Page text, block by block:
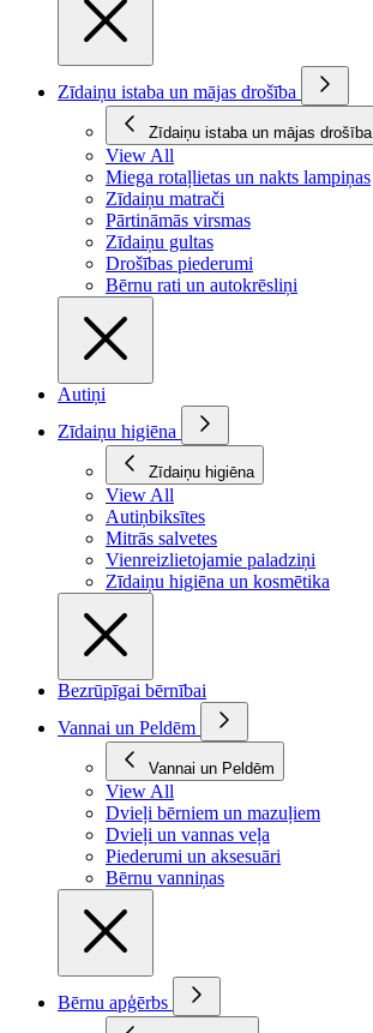
Zīdaiņu istaba un mājas drošība
Zīdaiņu istaba un mājas drošība
View All
Miega rotaļlietas un nakts lampiņas
Zīdaiņu matrači
Pārtināmās virsmas
Zīdaiņu gultas
Drošības piederumi
Bērnu rati un autokrēsliņi
Autiņi
Zīdaiņu higiēna
Zīdaiņu higiēna
View All
Autiņbiksītes
Mitrās salvetes
Vienreizlietojamie paladziņi
Zīdaiņu higiēna un kosmētika
Bezrūpīgai bērnībai
Vannai un Peldēm
Vannai un Peldēm
View All
Dvieļi bērniem un mazuļiem
Dvieļi un vannas veļa
Piederumi un aksesuāri
Bērnu vanniņas
Bērnu apģērbs